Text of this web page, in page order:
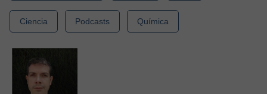
Ciencia Podcasts Química